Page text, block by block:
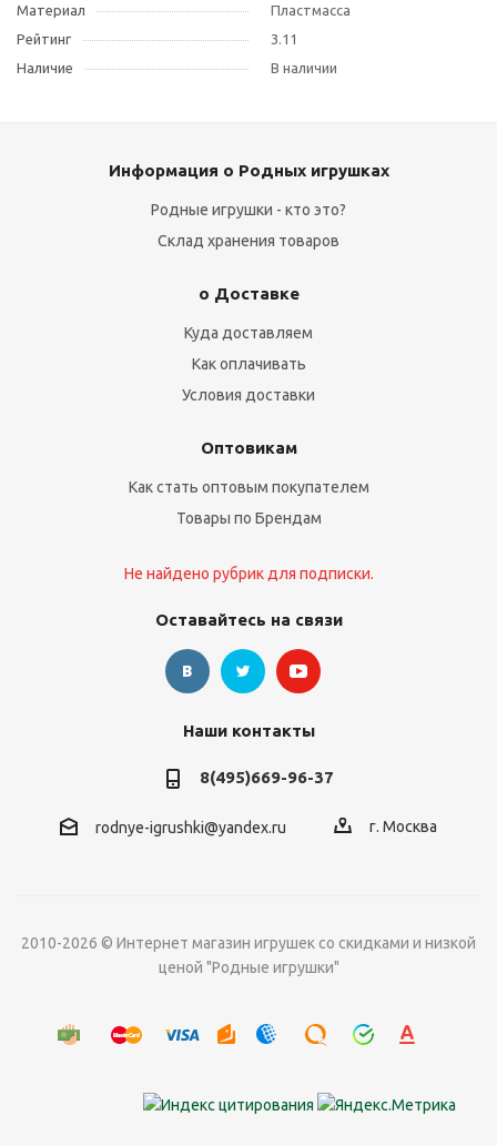
Материал
Пластмасса
Рейтинг
3.11
Наличие
В наличии
Информация о Родных игрушках
Родные игрушки - кто это?
Склад хранения товаров
о Доставке
Куда доставляем
Как оплачивать
Условия доставки
Оптовикам
Как стать оптовым покупателем
Товары по Брендам
Не найдено рубрик для подписки.
Оставайтесь на связи
Наши контакты
8(495)669-96-37
rodnye-igrushki@yandex.ru г. Москва
2010-2026 © Интернет магазин игрушек со скидками и низкой
ценой "Родные игрушки"